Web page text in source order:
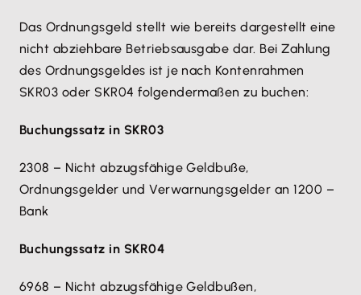
Das Ordnungsgeld stellt wie bereits dargestellt eine
nicht abziehbare Betriebsausgabe dar. Bei Zahlung
des Ordnungsgeldes ist je nach Kontenrahmen
SKR03 oder SKR04 folgendermaßen zu buchen:
Buchungssatz in SKR03
2308 – Nicht abzugsfähige Geldbuße,
Ordnungsgelder und Verwarnungsgelder an 1200 –
Bank
Buchungssatz in SKR04
6968 – Nicht abzugsfähige Geldbußen,